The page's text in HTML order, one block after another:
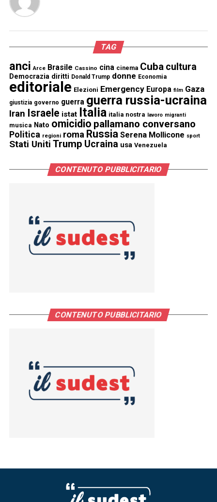
TAG
anci Arce Brasile Cassino cina cinema Cuba cultura
Democrazia diritti Donald Trump donne Economia
editoriale Elezioni Emergency Europa film Gaza
giustizia governo guerra guerra russia-ucraina
Iran Israele istat Italia italia nostra lavoro migranti
musica Nato omicidio pallamano conversano
Politica regioni roma Russia Serena Mollicone sport
Stati Uniti Trump Ucraina usa Venezuela
CONTENUTO PUBBLICITARIO
CONTENUTO PUBBLICITARIO